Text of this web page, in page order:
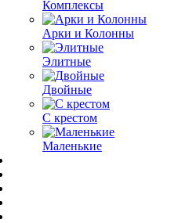
Комплексы
Арки и Колонны
Элитные
Двойные
С крестом
Маленькие